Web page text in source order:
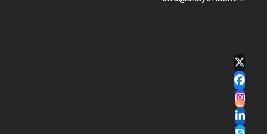
Twitter
(deprecated)
Facebook
Instagram
LinkedIn